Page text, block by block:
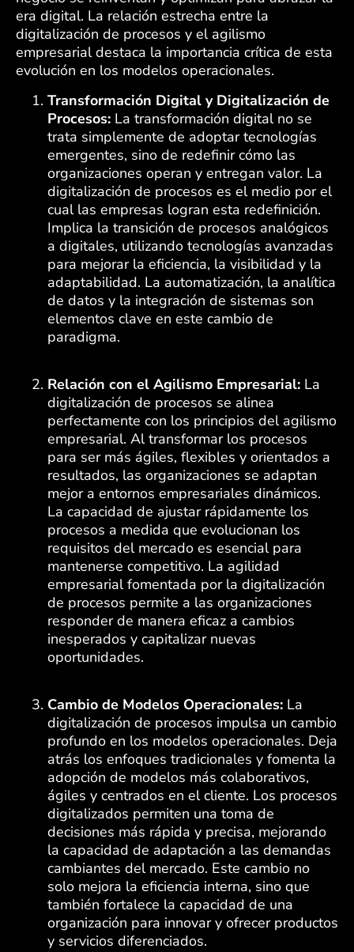
era digital. La relación estrecha entre la
digitalización de procesos y el agilismo
empresarial destaca la importancia crítica de esta
evolución en los modelos operacionales.
Transformación Digital y Digitalización de
Procesos: La transformación digital no se
trata simplemente de adoptar tecnologías
emergentes, sino de redefinir cómo las
organizaciones operan y entregan valor. La
digitalización de procesos es el medio por el
cual las empresas logran esta redefinición.
Implica la transición de procesos analógicos
a digitales, utilizando tecnologías avanzadas
para mejorar la eficiencia, la visibilidad y la
adaptabilidad. La automatización, la analítica
de datos y la integración de sistemas son
elementos clave en este cambio de
paradigma.
Relación con el Agilismo Empresarial: La
digitalización de procesos se alinea
perfectamente con los principios del agilismo
empresarial. Al transformar los procesos
para ser más ágiles, flexibles y orientados a
resultados, las organizaciones se adaptan
mejor a entornos empresariales dinámicos.
La capacidad de ajustar rápidamente los
procesos a medida que evolucionan los
requisitos del mercado es esencial para
mantenerse competitivo. La agilidad
empresarial fomentada por la digitalización
de procesos permite a las organizaciones
responder de manera eficaz a cambios
inesperados y capitalizar nuevas
oportunidades.
Cambio de Modelos Operacionales: La
digitalización de procesos impulsa un cambio
profundo en los modelos operacionales. Deja
atrás los enfoques tradicionales y fomenta la
adopción de modelos más colaborativos,
ágiles y centrados en el cliente. Los procesos
digitalizados permiten una toma de
decisiones más rápida y precisa, mejorando
la capacidad de adaptación a las demandas
cambiantes del mercado. Este cambio no
solo mejora la eficiencia interna, sino que
también fortalece la capacidad de una
organización para innovar y ofrecer productos
y servicios diferenciados.